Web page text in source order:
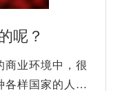
呢？
商业环境中，很
各样国家的人进